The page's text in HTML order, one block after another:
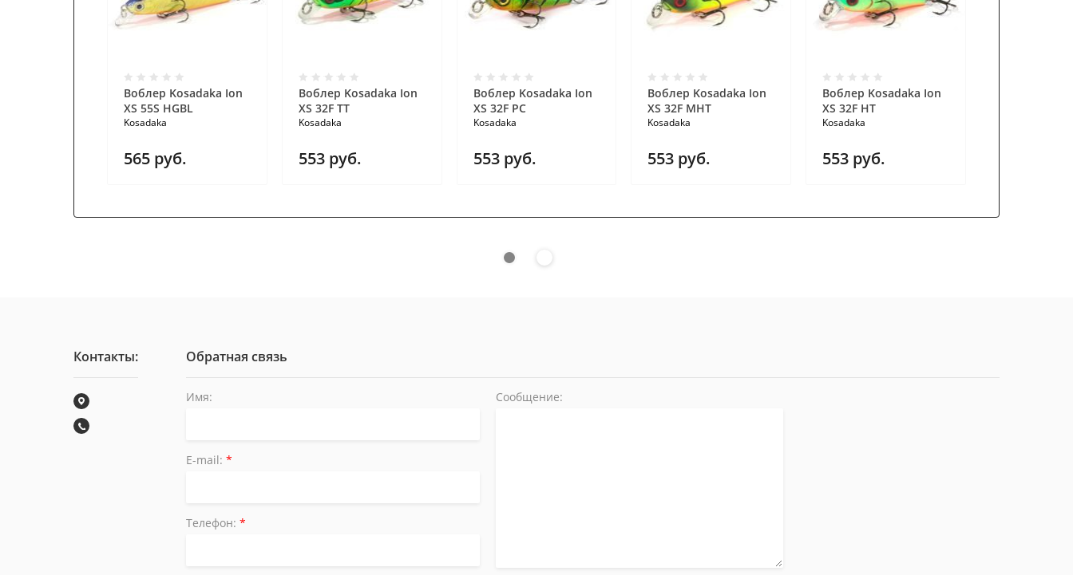
Воблер Kosadaka Ion
XS 55S HGBL
Kosadaka
565 руб.
Воблер Kosadaka Ion
XS 32F TT
Kosadaka
553руб.
Воблер Kosadaka Ion
XS 32F PC
Kosadaka
553руб.
Воблер Kosadaka Ion
XS 32F MHT
Kosadaka
553 руб.
Воблер Kosadaka Ion
XS 32F HT
Kosadaka
553 руб.
Контакты: Обратная связь
Имя:
E-mail: *
Телефон: *
Сообщение: